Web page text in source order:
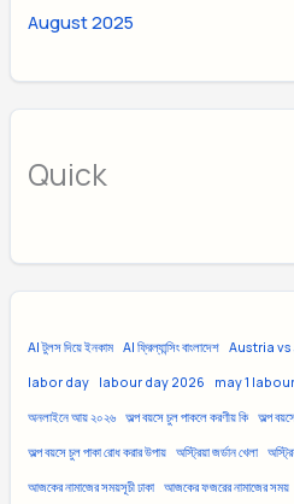
August 2025
Quick
AI টুলস দিয়ে ইনকাম AI ফ্রিল্যান্সিং বাংলাদেশ Austria
labor day labour day 2026 may 1
অনলাইনে আয় ২০২৬ অল্প বয়সে চুল পাকলে করণীয় কি অল্প
অল্প বয়সে চুল পাকা রোধ করার উপায় অস্ট্রিয়া জর্ডান খেলা
আজকের নামাজের সময়সূচী ঢাকা আজকের ফজরের নামাজের সময়